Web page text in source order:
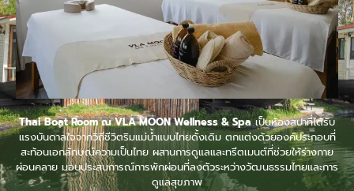
Thai Boat Room ณ VLA MOON Wellness & Spaเป็นห้องสปาที่ได้รับ
แรงบันดาลใจจากวิถีชีวิตริมแม่น้ำแบบไทยดั้งเดิม ตกแต่งด้วยองค์ประกอบที่
สะท้อนเอกลักษณ์ความเป็นไทย ผสานการดูแลและทรีตเมนต์ที่ช่วยให้ร่างกาย
ผ่อนคลาย มอบประสบการณ์การพักผ่อนที่ลงตัวระหว่างวัฒนธรรมไทยและการ
ดูแลสุขภาพ